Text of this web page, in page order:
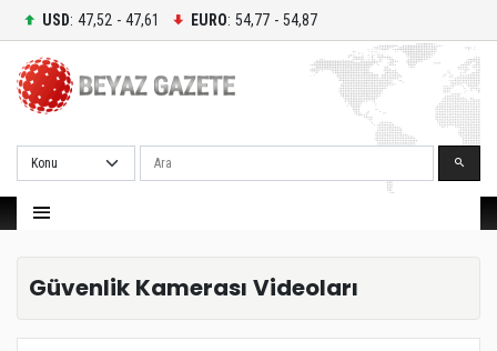
USD: 47,52 - 47,61 EURO: 54,77 - 54,87
Ara
Güvenlik Kamerası Videoları